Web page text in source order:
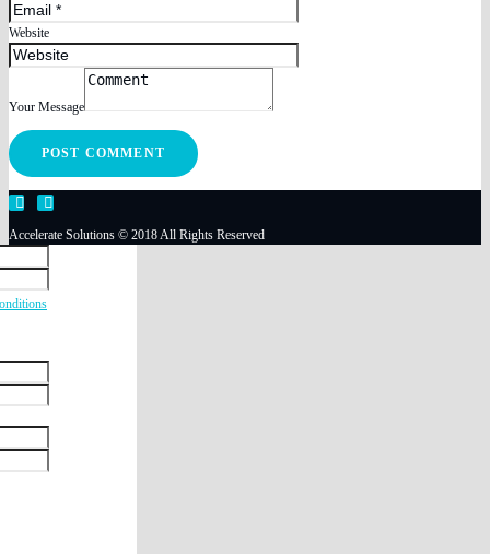
Website
Your Message
Accelerate Solutions © 2018 All Rights Reserved